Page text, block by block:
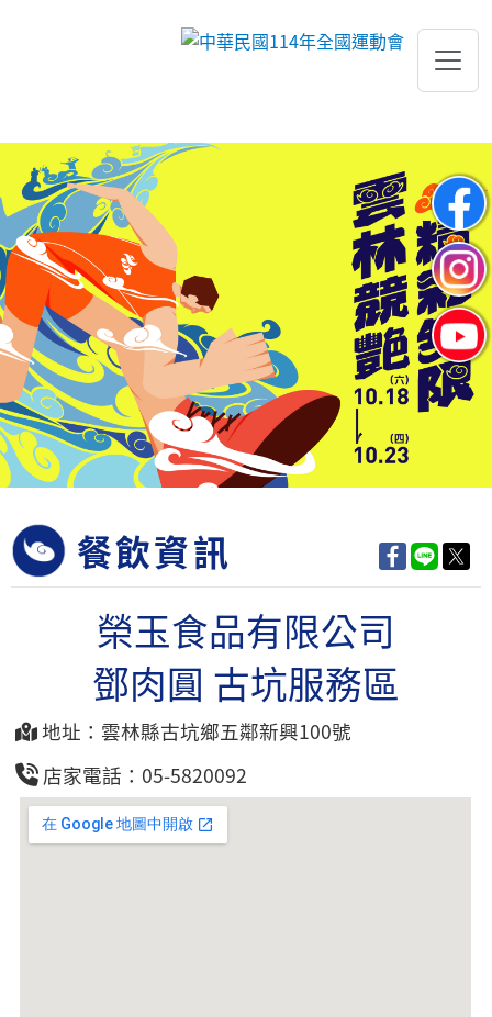
跳到主要內容
餐飲資訊
榮玉食品有限公司
鄧肉圓 古坑服務區
地址：雲林縣古坑鄉五鄰新興100號
店家電話：05-5820092